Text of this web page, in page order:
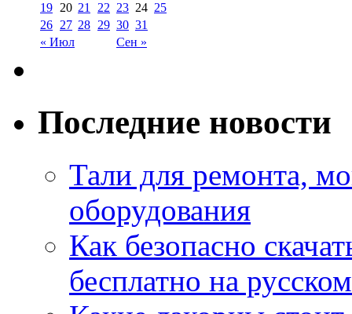
« Июл Сен »
19 20 21 22 23 24 25
26 27 28 29 30 31
Последние новости
Тали для ремонта,
оборудования
Как безопасно
бесплатно на